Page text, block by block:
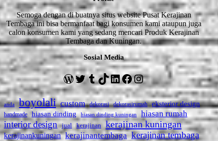
Semoga dengan di buatnya situs website Pusat Kerajinan
Tembaga ini bisa bermanfaat bagi konsumen kami ataupun juga
calon konsumen kami yang sedang mencari Produk Kerajinan
Tembaga dan Kuningan.
Sosial Media
WordPress
Twitter
Tumblr
TikTok
LinkedIn
Facebook
Instagram
anda boyolali custom dekorasi dekorasirumah eksterior design
handmade hiasan dinding hiasan dinding kuningan hiasan rumah
interior design jual kerajinan kerajinan kuningan
kerajinankuningan kerajinantembaga kerajinan tembaga